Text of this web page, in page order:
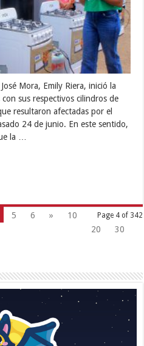
Mora, Emily Riera, inició la
sus respectivos cilindros de
resultaron afectadas por el
24 de junio. En este sentido,
la …
Page 4 of 342
5 6 »
10
20
30